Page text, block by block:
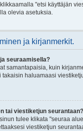
"etsi käyttäjän
olevia asetuksia.
ja kirjanmerkit.
seuraamisella?
samantapaisia, kuin
haluamaasi
tai viestiketjun seurantaan?
tulee klikata "seuraa
viestiketjun